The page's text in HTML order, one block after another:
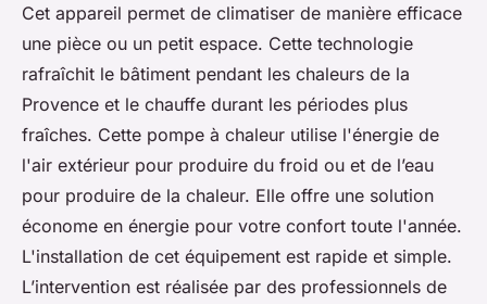
Cet appareil permet de climatiser de manière efficace
une pièce ou un petit espace. Cette technologie
rafraîchit le bâtiment pendant les chaleurs de la
Provence et le chauffe durant les périodes plus
fraîches. Cette pompe à chaleur utilise l'énergie de
l'air extérieur pour produire du froid ou et de l’eau
pour produire de la chaleur. Elle offre une solution
économe en énergie pour votre confort toute l'année.
L'installation de cet équipement est rapide et simple.
L’intervention est réalisée par des professionnels de